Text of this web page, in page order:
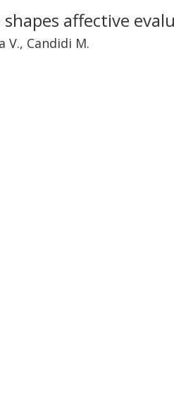
shapes affective
V., Candidi M.